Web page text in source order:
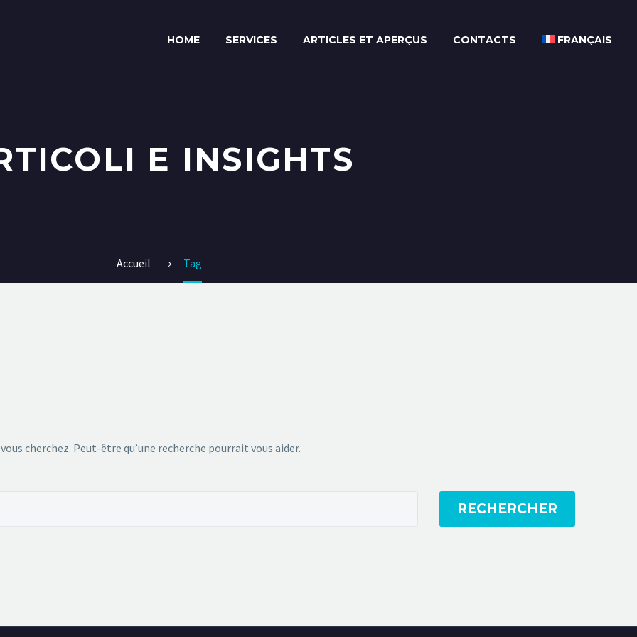
HOME SERVICES ARTICLES ET APERÇUS CONTACTS FRANÇAIS
E INSIGHTS
Accueil Tag
cherchez. Peut-être qu’une recherche pourrait vous aider.
RECHERCHER